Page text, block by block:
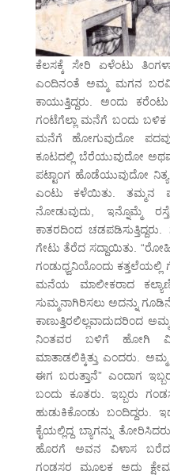
ಕೆಲಸಕ್ಕೆ ಸೇರಿ ಏಳೆಂಟು
ಎಂದಿನಂತೆ ಅಮ್ಮ ಮಗನ
ಕಾಯುತ್ತಿದ್ದರು. ಅಂದು
ಗಂಟೆಗೆಲ್ಲಾ ಮನೆಗೆ ಬಂದು
ಮನೆಗೆ ಹೋಗುವುದೋ
ಕೂಟದಲ್ಲಿ ಬೆರೆಯುವುದೋ
ಪಟ್ಟಾಂಗ ಹೊಡೆಯುವುದೋ
ಎಂಟು ಕಳೆಯಿತು. ತಮ್ಮನ
ನೋಡುವುದು, ಇನ್ನೊಮ್ಮೆ
ಕಾತರದಿಂದ
ಗೇಟು ತೆರೆದ ಸದ್ದಾಯಿತು.
ಗಂಡುಧ್ವನಿಯೊಂದು ಕತ್ತಲೆಯಲ್ಲಿ
ಮನೆಯ ಮಾಲೀಕರಾದ
ಸುಮ್ಮನಾಗಿರಿಸಲು ಅದನ್ನು
ಕಾಣುತ್ತಿರಲಿಲ್ಲವಾದುದರಿಂದ
ನಿಂತವರ ಬಳಿಗೆ ಹೋಗಿ
ಮಾತಾಡಲಿಕ್ಕಿತ್ತು ಎಂದರು.
ಈಗ ಬರುತ್ತಾನೆ” ಎಂದಾಗ
ಬಂದು ಕೂತರು. ಇಬ್ಬರು
ಹುಡುಕಿಕೊಂಡು ಬಂದಿದ್ದರು.
ಕೈಯಲ್ಲಿದ್ದ ಬ್ಯಾಗನ್ನು
ಹೊರಗೆ ಅವನ ವಿಳಾಸ
ಗಂಡಸರ ಮೂಲಕ ಅದು